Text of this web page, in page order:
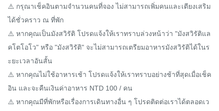
⚠️ กรุณาเช็คอินตามจำนวนคนที่จอง ไม่สามารถเพิ่มคนและเตียงเสริม
ได้ชั่วคราว ณ ที่พัก
⚠️ หากคุณเป็นมังสวิรัติ โปรดแจ้งให้เราทราบล่วงหน้าว่า "มังสวิรัติแล
คโตโอโว" หรือ "มังสวิรัติ" จะไม่สามารถเตรียมอาหารมังสวิรัติได้ในร
ะยะเวลาอันสั้น
⚠️ หากคุณไม่ใช้อาหารเช้า โปรดแจ้งให้เราทราบอย่างช้าที่สุดเมื่อเช็ค
อิน และจะคืนเงินค่าอาหาร NTD 100 / คน
⚠️ หากคุณมีที่พักหรือเรื่องการเดินทางอื่น ๆ โปรดติดต่อเราได้ตลอดเว